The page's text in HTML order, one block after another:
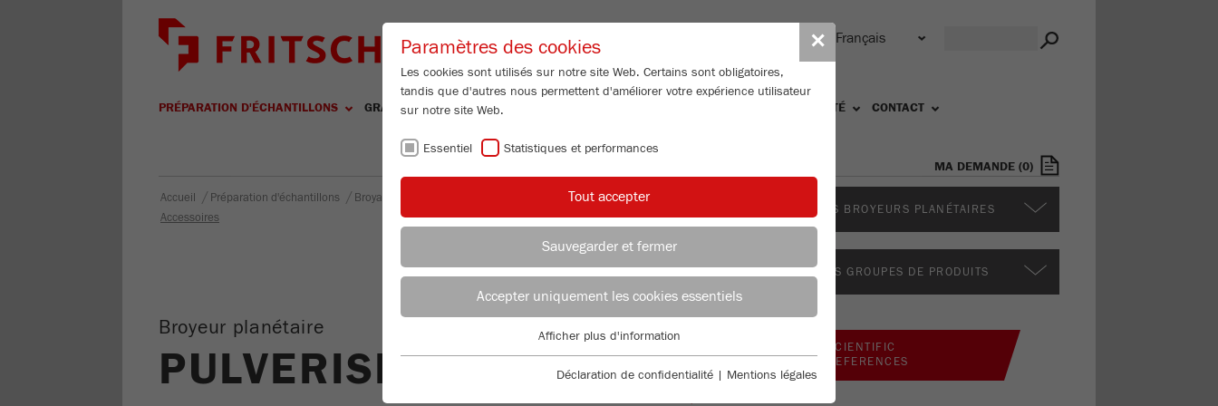
✕
Paramètres des cookies
Les cookies sont utilisés sur notre site Web. Certains sont obligatoires,
tandis que d'autres nous permettent d'améliorer votre expérience utilisateur
sur notre site Web.
Essentiel Statistiques et performances
Tout accepter
Sauvegarder et fermer
Accepter uniquement les cookies essentiels
Des cookies essentiels sont requis pour les fonctions de base du site
Afficher plus d'information
Déclaration de confidentialité | Mentions légales
Inscription partenaire
PRÉPARATION D'ÉCHANTILLONS GRANULOMÉTRIE SERVICE APRÈS-VENTE ACTUALITÉ CONTACT
MA DEMANDE (0)
Accueil / Préparation d'échantillons / Broyage PULVERISETTE 5premium line
Accessoires
DIVERS BROYEURS PLANÉTAIRES
AUTRES GROUPES DE PRODUITS
Broyeur planétaire
PULVERISETTE 5 99/ 100
Bioz Stars
SCIENTIFIC
REFERENCES